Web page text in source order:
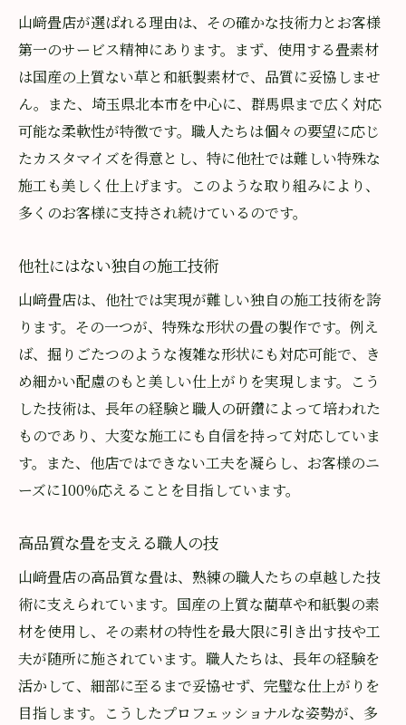
お客様の声で見る施工の評価
多様なニーズに応える施工実績
張替えも新設もお任せ山﨑畳店のカスタマイズ
対応力
お客様の希望に応えるカスタム畳
張替えで新たな空間を創造
新設畳で実現する理想の居住空間
フレキシブルに応えるオーダーメイド
お客様参加型で作る理想の畳
北本市周辺で選ばれる山﨑畳店の人気の秘密
地域の信頼を集める理由とは
顧客満足度の高さが評判の秘訣
口コミで広がる評判の輪
地元密着型のサービスが支持される理由
高リピート率を誇る顧客対応
山﨑畳店の信頼の技術で畳の新たな可能性を発
見
イノベーションで広がる畳の可能性
職人技で挑む新しいデザイン
新素材と技術で未来への一歩
伝統を守りつつ革新する技術
山﨑畳店が選ばれる理由は、その確かな技術力とお客様
第一のサービス精神にあります。まず、使用する畳素材
は国産の上質ない草と和紙製素材で、品質に妥協しませ
ん。また、埼玉県北本市を中心に、群馬県まで広く対応
可能な柔軟性が特徴です。職人たちは個々の要望に応じ
たカスタマイズを得意とし、特に他社では難しい特殊な
施工も美しく仕上げます。このような取り組みにより、
多くのお客様に支持され続けているのです。
他社にはない独自の施工技術
山﨑畳店は、他社では実現が難しい独自の施工技術を誇
ります。その一つが、特殊な形状の畳の製作です。例え
ば、掘りごたつのような複雑な形状にも対応可能で、き
め細かい配慮のもと美しい仕上がりを実現します。こう
した技術は、長年の経験と職人の研鑽によって培われた
ものであり、大変な施工にも自信を持って対応していま
す。また、他店ではできない工夫を凝らし、お客様のニ
ーズに100%応えることを目指しています。
高品質な畳を支える職人の技
山﨑畳店の高品質な畳は、熟練の職人たちの卓越した技
術に支えられています。国産の上質な藺草や和紙製の素
材を使用し、その素材の特性を最大限に引き出す技や工
夫が随所に施されています。職人たちは、長年の経験を
活かして、細部に至るまで妥協せず、完璧な仕上がりを
目指します。こうしたプロフェッショナルな姿勢が、多